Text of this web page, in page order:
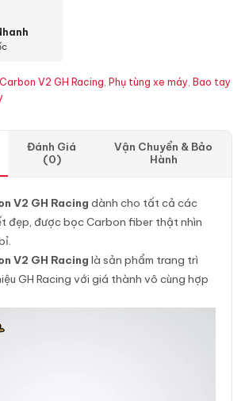
V2 GH Racing, Phụ tùng xe máy, Bao tay
Đánh Giá
(0)
Vận Chuyển & Bảo
Hành
V2 GH Racing dành cho tất cả các
đẹp, được bọc Carbon fiber thật nhìn
V2 GH Racing là sản phẩm trang trì
GH Racing với giá thành vô cùng hợp